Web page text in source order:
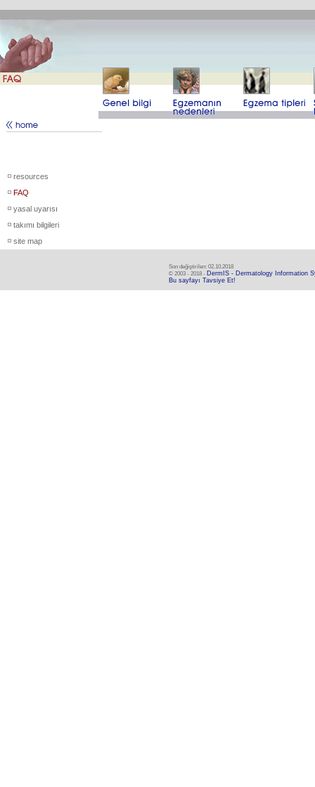
resources
FAQ
yasal uyarısı
takımı bilgileri
site map
Son değiştirilen: 02.10.2018
© 2003 - 2018 - DermIS - Dermatology Information
Bu sayfayı Tavsiye Et!